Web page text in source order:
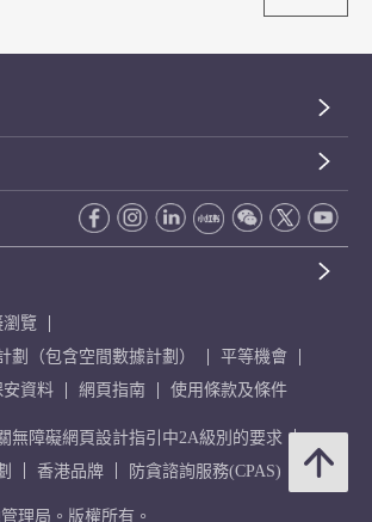
覽
劃（包含空間數據計劃）
平等機會
安資料 網頁指南 使用條款及條件
無障礙網頁設計指引中2A級別的要求
香港品牌 防貪諮詢服務(CPAS)
理局。版權所有。